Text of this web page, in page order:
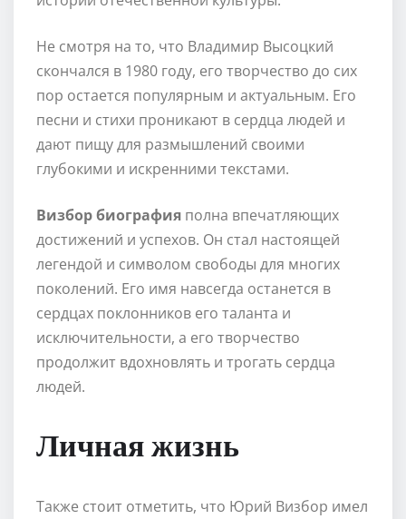
Не смотря на то, что Владимир Высоцкий
скончался в 1980 году, его творчество до сих
пор остается популярным и актуальным. Его
песни и стихи проникают в сердца людей и
дают пищу для размышлений своими
глубокими и искренними текстами.
Визбор биография полна впечатляющих
достижений и успехов. Он стал настоящей
легендой и символом свободы для многих
поколений. Его имя навсегда останется в
сердцах поклонников его таланта и
исключительности, а его творчество
продолжит вдохновлять и трогать сердца
людей.
Личная жизнь
Также стоит отметить, что Юрий Визбор имел